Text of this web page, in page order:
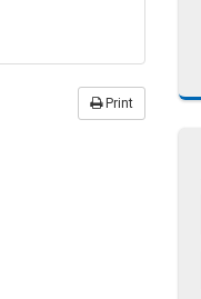
Print